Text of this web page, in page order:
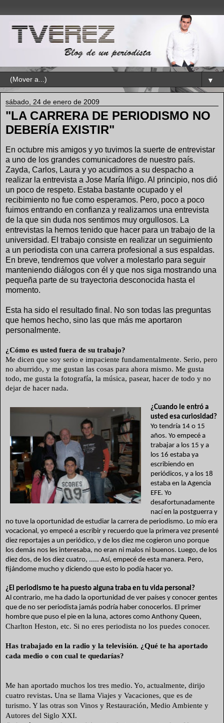
▼
sábado, 24 de enero de 2009
"LA CARRERA DE PERIODISMO NO
DEBERÍA EXISTIR"
En octubre mis amigos y yo tuvimos la suerte de entrevistar
a uno de los grandes comunicadores de nuestro país.
Zayda, Carlos, Laura y yo acudimos a su despacho a
realizar la entrevista a Jose María Iñigo. Al principio, nos dió
un poco de respeto. Estaba bastante ocupado y el
recibimiento no fue como esperamos. Pero, poco a poco
fuimos entrando en confianza y realizamos una entrevista
de la que sin duda nos sentimos muy orgullosos. La
entrevistas la hemos tenido que hacer para un trabajo de la
universidad. El trabajo consiste en realizar un seguimiento
a un periodista con una carrera profesional a sus espaldas.
En breve, tendremos que volver a molestarlo para seguir
manteniendo diálogos con él y que nos siga mostrando una
pequeña parte de su trayectoria desconocida hasta el
momento.
Esta ha sido el resultado final. No son todas las preguntas
que hemos hecho, sino las que más me aportaron
personalmente.
¿Cómo es usted fuera de su trabajo?
Me dicen que soy serio e impaciente fundamentalmente. Serio, pero
no aburrido, y me gustan las cosas para ahora mismo. Me gusta
todo, me gusta la fotografía, la música, pasear, hacer de todo y no
dejar de hacer nada.
¿Cuando le entró a
usted esa curiosidad?
Yo tendría 14 o 15
años. Yo empecé a
trabajar a los 15 y a
los 16 estaba ya
escribiendo en
periódicos, y a los 18
estaba en la Agencia
EFE. Yo
desafortunadamente
nací en la postguerra y
no tuve la oportunidad de estudiar la carrera de periodismo. Lo mío era
vocacional, yo empecé a escribir y recuerdo que la primera vez presenté
diez reportajes a un periódico, y de los diez me cogieron uno porque
los demás nos les interesaba, no eran ni malos ni buenos. Luego, de los
diez dos, de los diez cuatro, ..... Así, empecé de esta manera. Pero,
fijándome mucho y diciendo que esto lo podía hacer yo.
¿El periodismo te ha puesto alguna traba en tu vida personal?
Al contrario, me ha dado la oportunidad de ver países y conocer gentes
que de no ser periodista jamás podría haber conocerlos. El primer
hombre que puso el pie en la luna, actores como Anthony Queen,
Charlton Heston, etc. Si no eres periodista no los puedes conocer.
Has trabajado en la radio y la televisión. ¿Qué te ha aportado
cada medio o con cual te quedarías?
Me han aportado muchos los tres medio. Yo, actualmente, dirijo
cuatro revistas. Una se llama Viajes y Vacaciones, que es de
turismo. Y las otras son Vinos y Restauración, Medio Ambiente y
Autores del Siglo XXI.